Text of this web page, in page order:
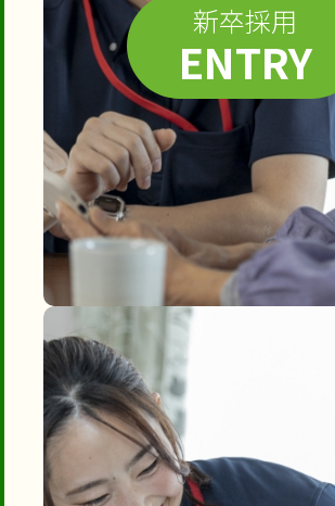
新卒採用
ENTRY